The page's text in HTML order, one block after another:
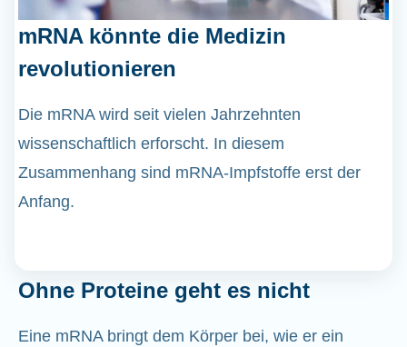
mRNA könnte die Medizin
revolutionieren
Die mRNA wird seit vielen Jahrzehnten
wissenschaftlich erforscht. In diesem
Zusammenhang sind mRNA-Impfstoffe erst der
Anfang.
Ohne Proteine geht es nicht
Eine mRNA bringt dem Körper bei, wie er ein